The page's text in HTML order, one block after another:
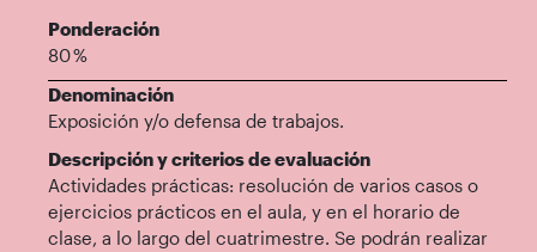
Ponderación
80 %
Denominación
Exposición y/o defensa de trabajos.
Descripción y criterios de evaluación
Actividades prácticas: resolución de varios casos o
ejercicios prácticos en el aula, y en el horario de
clase, a lo largo del cuatrimestre. Se podrán realizar